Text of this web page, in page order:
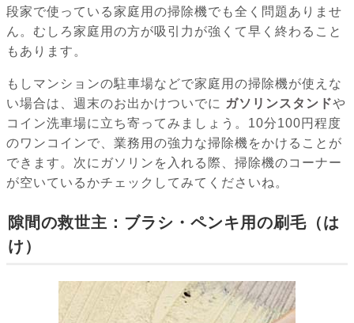
段家で使っている家庭用の掃除機でも全く問題ありませ
ん。むしろ家庭用の方が吸引力が強くて早く終わること
もあります。
もしマンションの駐車場などで家庭用の掃除機が使えな
い場合は、週末のお出かけついでに ガソリンスタンドや
コイン洗車場に立ち寄ってみましょう。10分100円程度
のワンコインで、業務用の強力な掃除機をかけることが
できます。次にガソリンを入れる際、掃除機のコーナー
が空いているかチェックしてみてくださいね。
隙間の救世主：ブラシ・ペンキ用の刷毛（は
け）